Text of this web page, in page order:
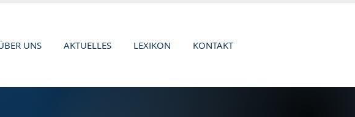
UNS AKTUELLES LEXIKON KONTAKT